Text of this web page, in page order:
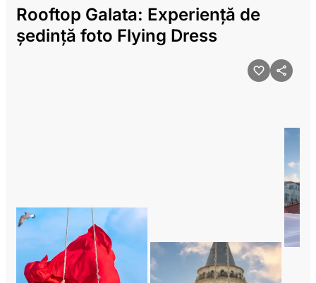
Rooftop Galata: Experiență de
ședință foto Flying Dress